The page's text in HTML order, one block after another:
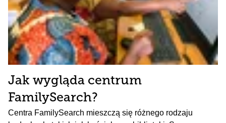
Jak wygląda centrum
FamilySearch?
Centra FamilySearch mieszczą się różnego rodzaju